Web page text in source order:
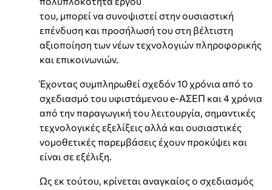
του, μπορεί να συνοψιστεί στην ουσιαστική
επένδυση και προσήλωσή του στη βέλτιστη
αξιοποίηση των νέων τεχνολογιών πληροφορικής
και επικοινωνιών.
Έχοντας συμπληρωθεί σχεδόν 10 χρόνια από το
σχεδιασμό του υφιστάμενου e-ΑΣΕΠ και 4 χρόνια
από την παραγωγική του λειτουργία, σημαντικές
τεχνολογικές εξελίξεις αλλά και ουσιαστικές
νομοθετικές παρεμβάσεις έχουν προκύψει και
είναι σε εξέλιξη.
Ως εκ τούτου, κρίνεται αναγκαίος ο σχεδιασμός